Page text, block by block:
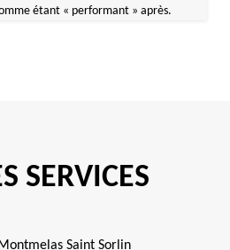
étant « performant » après.
SERVICES
Saint Sorlin